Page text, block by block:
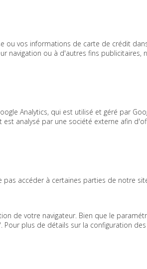
ou vos informations de carte de crédit
navigation ou à d'autres fins publicitaires,
Analytics, qui est utilisé et géré par
analysé par une société externe afin
accéder à certaines parties de notre
de votre navigateur. Bien que le
plus de détails sur la configuration